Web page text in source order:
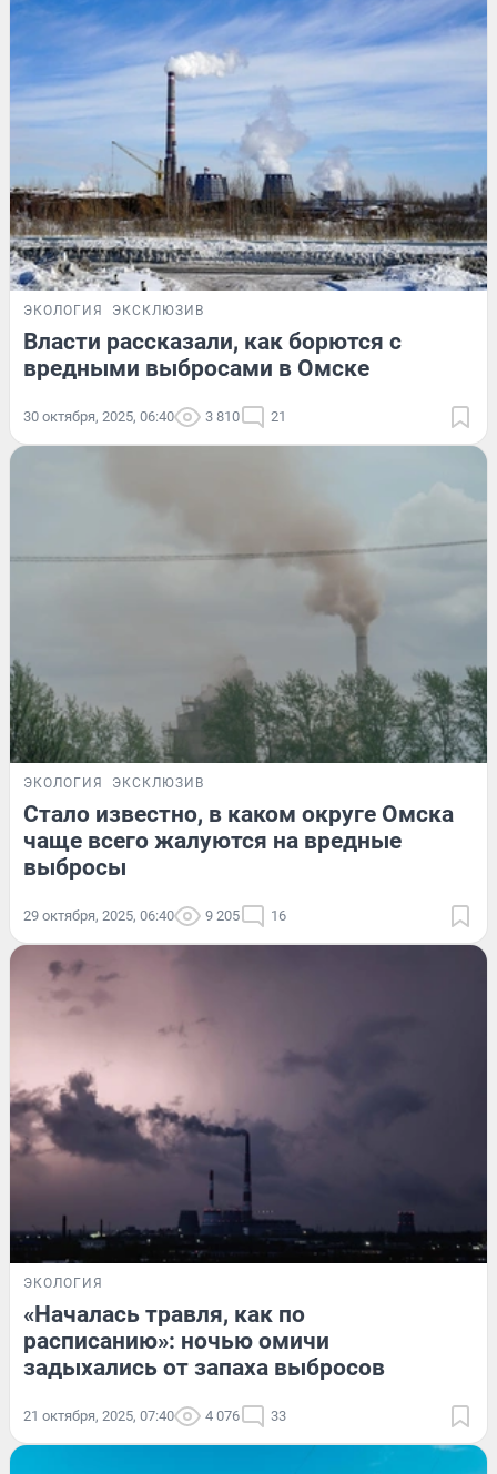
ЭКОЛОГИЯ ЭКСКЛЮЗИВ
Власти рассказали, как борются с
вредными выбросами в Омске
30 октября, 2025, 06:40 3 810 21
ЭКОЛОГИЯ ЭКСКЛЮЗИВ
Стало известно, в каком округе Омска
чаще всего жалуются на вредные
выбросы
29 октября, 2025, 06:40 9 205 16
ЭКОЛОГИЯ
«Началась травля, как по
расписанию»: ночью омичи
задыхались от запаха выбросов
21 октября, 2025, 07:40 4 076 33